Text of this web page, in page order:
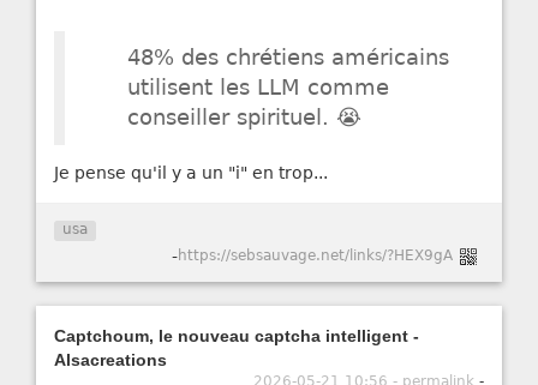
48% des chrétiens américains
utilisent les LLM comme
conseiller spirituel. 😭
Je pense qu'il y a un "i" en trop...
usa
-https://sebsauvage.net/links/?HEX9gA
Captchoum, le nouveau captcha intelligent -
Alsacreations
2026-05-21 10:56 - permalink -